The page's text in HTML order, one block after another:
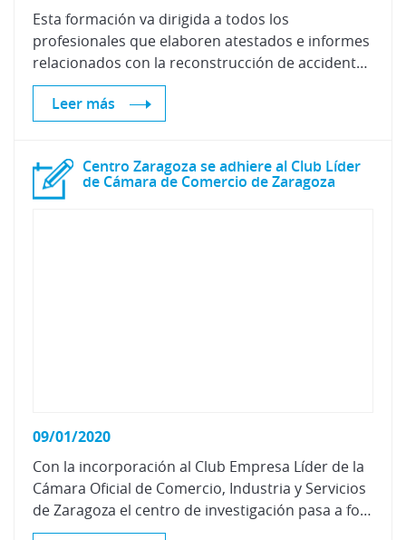
Esta formación va dirigida a todos los
profesionales que elaboren atestados e informes
relacionados con la reconstrucción de accidentes de tráfico o que de alguna manera se encuentren relacionados con esta actividad.
Leer más
Centro Zaragoza se adhiere al Club Líder
de Cámara de Comercio de Zaragoza
09/01/2020
Con la incorporación al Club Empresa Líder de la
Cámara Oficial de Comercio, Industria y Servicios
de Zaragoza el centro de investigación pasa a formar parte de esta plataforma de liderazgo y networking, que aglutina a 65 grandes compañías y a medio centenar de sociedades participadas.